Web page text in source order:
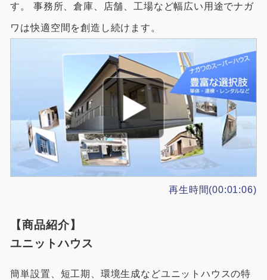
す。 事務所、倉庫、店舗、工場など幅広い用途でナガ
ワは快適空間を創造し続けます。
再生時間(00:01:06)
【商品紹介】
ユニットハウス
簡単設置、短工期、環境生成などユニットハウスの特